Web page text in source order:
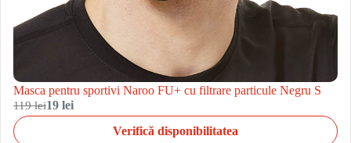
Masca pentru sportivi Naroo FU+ cu filtrare particule Negru S
119 lei19 lei
Verifică disponibilitatea